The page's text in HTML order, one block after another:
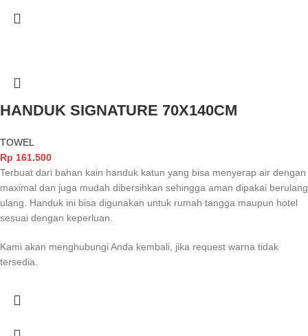
HANDUK SIGNATURE 70X140CM
TOWEL
Rp 161.500
Terbuat dari bahan kain handuk katun yang bisa menyerap air dengan
maximal dan juga mudah dibersihkan sehingga aman dipakai berulang
ulang. Handuk ini bisa digunakan untuk rumah tangga maupun hotel
sesuai dengan keperluan.
Kami akan menghubungi Anda kembali, jika request warna tidak
tersedia.